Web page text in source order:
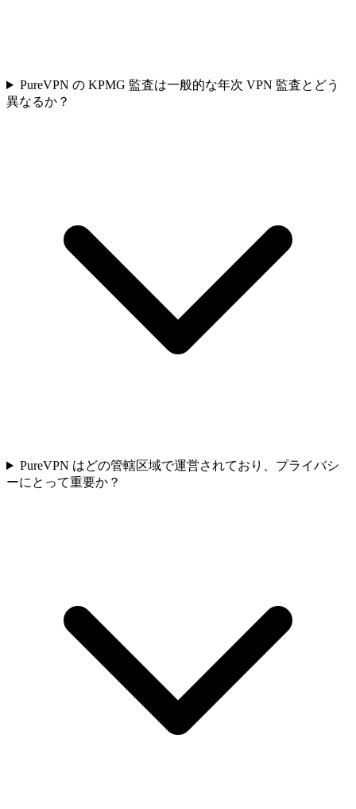
PureVPN の KPMG 監査は一般的な年次 VPN 監査とどう
異なるか？
PureVPN はどの管轄区域で運営されており、プライバシ
ーにとって重要か？